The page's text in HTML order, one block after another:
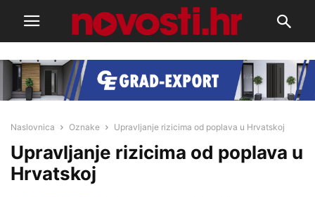
Naslovnica Oznake Upravljanje rizicima od poplava u Hrvatskoj
Upravljanje rizicima od poplava u
Hrvatskoj